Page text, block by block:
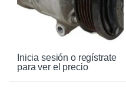
Inicia sesión o regístrate
para ver el precio